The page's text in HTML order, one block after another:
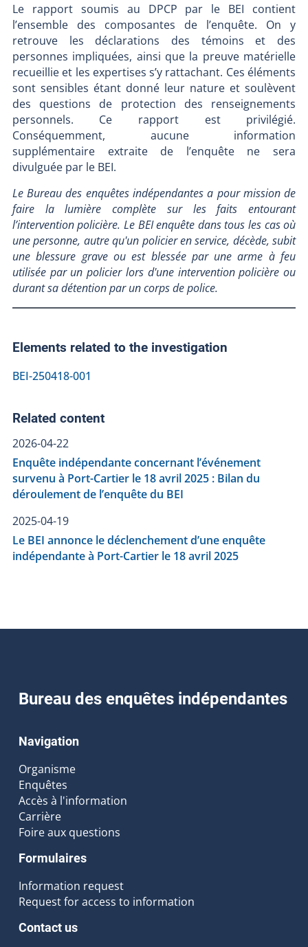
Le rapport soumis au DPCP par le BEI contient
l’ensemble des composantes de l’enquête. On y
retrouve les déclarations des témoins et des
personnes impliquées, ainsi que la preuve matérielle
recueillie et les expertises s’y rattachant. Ces éléments
sont sensibles étant donné leur nature et soulèvent
des questions de protection des renseignements
personnels. Ce rapport est privilégié.
Conséquemment, aucune information
supplémentaire extraite de l’enquête ne sera
divulguée par le BEI.
Le Bureau des enquêtes indépendantes a pour mission de
faire la lumière complète sur les faits entourant
l’intervention policière. Le BEI enquête dans tous les cas où
une personne, autre qu'un policier en service, décède, subit
une blessure grave ou est blessée par une arme à feu
utilisée par un policier lors d'une intervention policière ou
durant sa détention par un corps de police.
Elements related to the investigation
BEI-250418-001
Related content
2026-04-22
Enquête indépendante concernant l’événement
survenu à Port-Cartier le 18 avril 2025 : Bilan du
déroulement de l’enquête du BEI
2025-04-19
Le BEI annonce le déclenchement d’une enquête
indépendante à Port-Cartier le 18 avril 2025
Bureau des enquêtes indépendantes
Navigation
Organisme
Enquêtes
Accès à l'information
Carrière
Foire aux questions
Formulaires
Information request
Request for access to information
Contact us